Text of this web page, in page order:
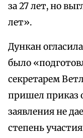
за 27 лет, но
лет».
Дункан
было
секретарем
пришел приказ
заявления не
степень